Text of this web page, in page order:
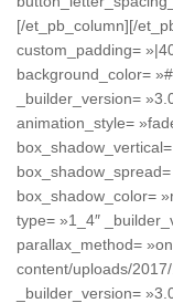
[/et_pb_column][/
custom_padding=
background_color=
_builder_version=
animation_style=
box_shadow_color=
type= »1_4″
parallax_method=
content/uploads/
_builder_version=